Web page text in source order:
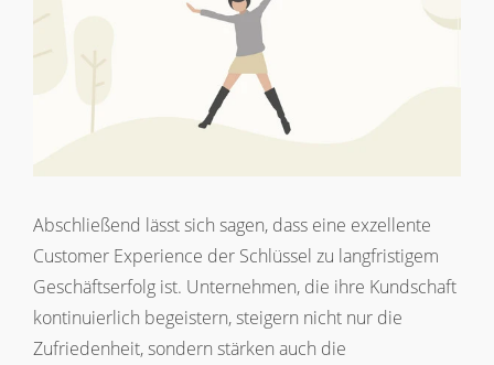
Abschließend lässt sich sagen, dass eine exzellente
Customer Experience der Schlüssel zu langfristigem
Geschäftserfolg ist. Unternehmen, die ihre Kundschaft
kontinuierlich begeistern, steigern nicht nur die
Zufriedenheit, sondern stärken auch die